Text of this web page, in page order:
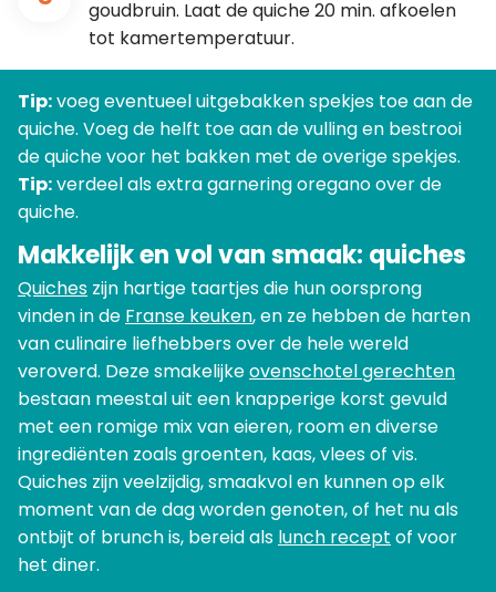
goudbruin. Laat de quiche 20 min. afkoelen
tot kamertemperatuur.
Tip:voeg eventueel uitgebakken spekjes toe aan de
quiche. Voeg de helft toe aan de vulling en bestrooi
de quiche voor het bakken met de overige spekjes.
Tip:verdeel als extra garnering oregano over de
quiche.
Makkelijk en vol van smaak: quiches
Quiches zijn hartige taartjes die hun oorsprong
vinden in de Franse keuken, en ze hebben de harten
van culinaire liefhebbers over de hele wereld
veroverd. Deze smakelijkeovenschotel gerechten
bestaan meestal uit een knapperige korst gevuld
met een romige mix van eieren, room en diverse
ingrediënten zoals groenten, kaas, vlees of vis.
Quiches zijn veelzijdig, smaakvol en kunnen op elk
moment van de dag worden genoten, of het nu als
ontbijt of brunch is, bereid als lunch recept of voor
het diner.